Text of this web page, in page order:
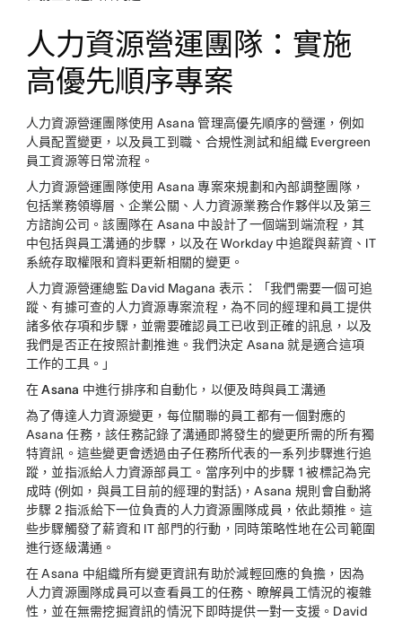
人力資源營運團隊：實施
高優先順序專案
人力資源營運團隊使用 Asana 管理高優先順序的營運，例如
人員配置變更，以及員工到職、合規性測試和組織 Evergreen
員工資源等日常流程。
人力資源營運團隊使用 Asana 專案來規劃和內部調整團隊，
包括業務領導層、企業公關、人力資源業務合作夥伴以及第三
方諮詢公司。該團隊在 Asana 中設計了一個端到端流程，其
中包括與員工溝通的步驟，以及在 Workday 中追蹤與薪資、IT
系統存取權限和資料更新相關的變更。
人力資源營運總監 David Magana 表示：「我們需要一個可追
蹤、有據可查的人力資源專案流程，為不同的經理和員工提供
諸多依存項和步驟，並需要確認員工已收到正確的訊息，以及
我們是否正在按照計劃推進。我們決定 Asana 就是適合這項
工作的工具。」
在 Asana 中進行排序和自動化，以便及時與員工溝通
為了傳達人力資源變更，每位關聯的員工都有一個對應的
Asana 任務，該任務記錄了溝通即將發生的變更所需的所有獨
特資訊。這些變更會透過由子任務所代表的一系列步驟進行追
蹤，並指派給人力資源部員工。當序列中的步驟 1 被標記為完
成時 (例如，與員工目前的經理的對話)，Asana 規則會自動將
步驟 2 指派給下一位負責的人力資源團隊成員，依此類推。這
些步驟觸發了薪資和 IT 部門的行動，同時策略性地在公司範圍
進行逐級溝通。
在 Asana 中組織所有變更資訊有助於減輕回應的負擔，因為
人力資源團隊成員可以查看員工的任務、瞭解員工情況的複雜
性，並在無需挖掘資訊的情況下即時提供一對一支援。David